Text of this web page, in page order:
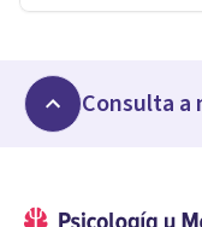
Consulta a